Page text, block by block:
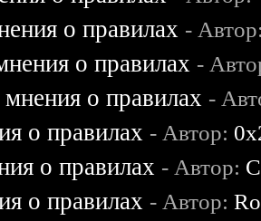
о правилах -
о правилах -
о правилах -
о правилах - Автор:
о правилах - Автор:
о правилах - Автор: